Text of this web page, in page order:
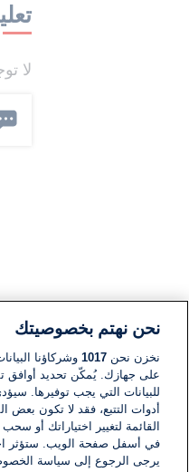
لا
نحن نهتم بخصوصيتك
نخزن نحن 1017 وشركاؤنا
على جهازك. يُمكّن تحديد أوافق
للبيانات التي يجب توفيرها.
أدوات التتبع، فقد لا تكون بعض
القائمة لتغيير اختياراتك أو
في أسفل صفحة الويب. ستؤثر
يرجى الرجوع إلى سياسة